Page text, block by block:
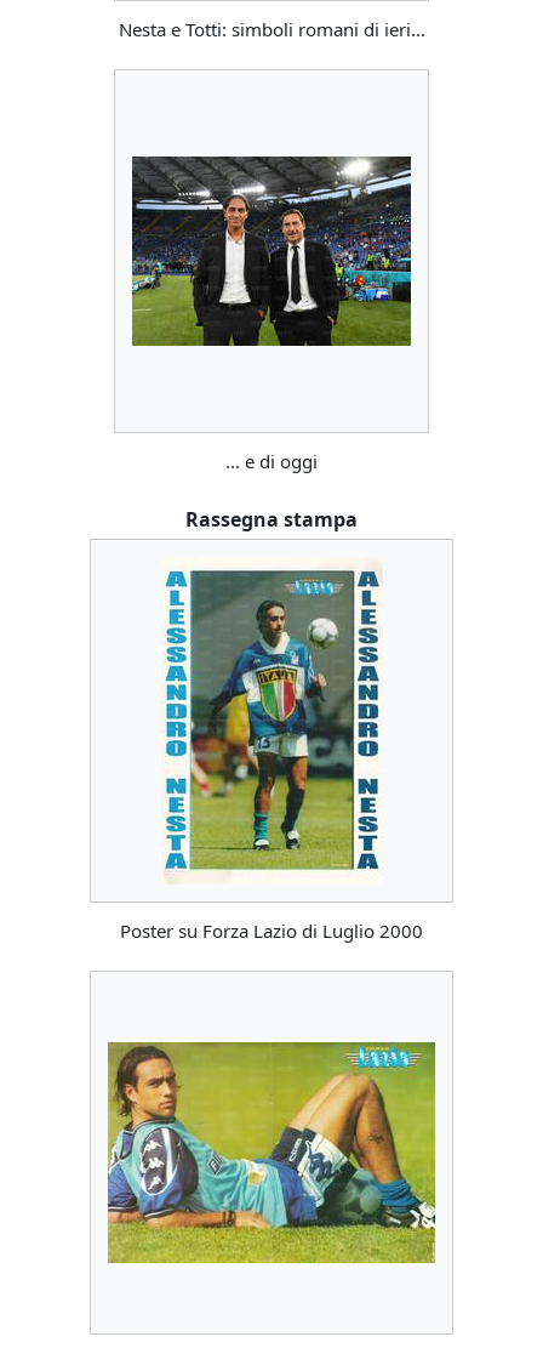
Nesta e Totti: simboli romani di ieri...
... e di oggi
Rassegna stampa
Poster su Forza Lazio di Luglio 2000